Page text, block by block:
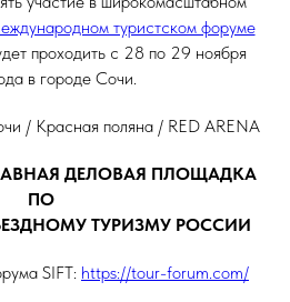
туристском форуме
проходить с 28 по 29 ноября
в городе Сочи.
/ Красная поляна / RED ARENA
ДЕЛОВАЯ ПЛОЩАДКА
ПО
ТУРИЗМУ РОССИИ
SIFT: https://tour-forum.com/